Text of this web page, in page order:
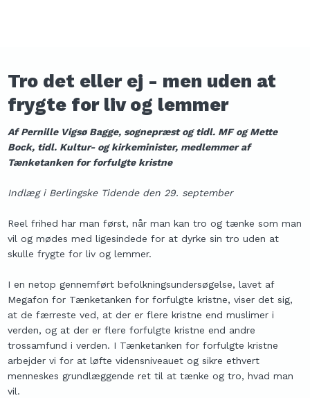
Tro det eller ej - men uden at
frygte for liv og lemmer
Af Pernille Vigsø Bagge, sognepræst og tidl. MF og Mette
Bock, tidl. Kultur- og kirkeminister, medlemmer af
Tænketanken for forfulgte kristne
Indlæg i Berlingske Tidende den 29. september
Reel frihed har man først, når man kan tro og tænke som man
vil og mødes med ligesindede for at dyrke sin tro uden at
skulle frygte for liv og lemmer.
I en netop gennemført befolkningsundersøgelse, lavet af
Megafon for Tænketanken for forfulgte kristne, viser det sig,
at de færreste ved, at der er flere kristne end muslimer i
verden, og at der er flere forfulgte kristne end andre
trossamfund i verden. I Tænketanken for forfulgte kristne
arbejder vi for at løfte vidensniveauet og sikre ethvert
menneskes grundlæggende ret til at tænke og tro, hvad man
vil.